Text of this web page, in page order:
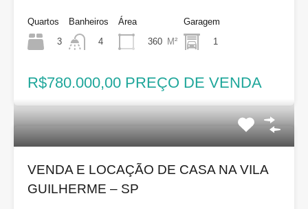
Quartos
3
Banheiros
4
Área
360 M²
Garagem
1
R$780.000,00 PREÇO DE VENDA
VENDA E LOCAÇÃO DE CASA NA VILA
GUILHERME – SP